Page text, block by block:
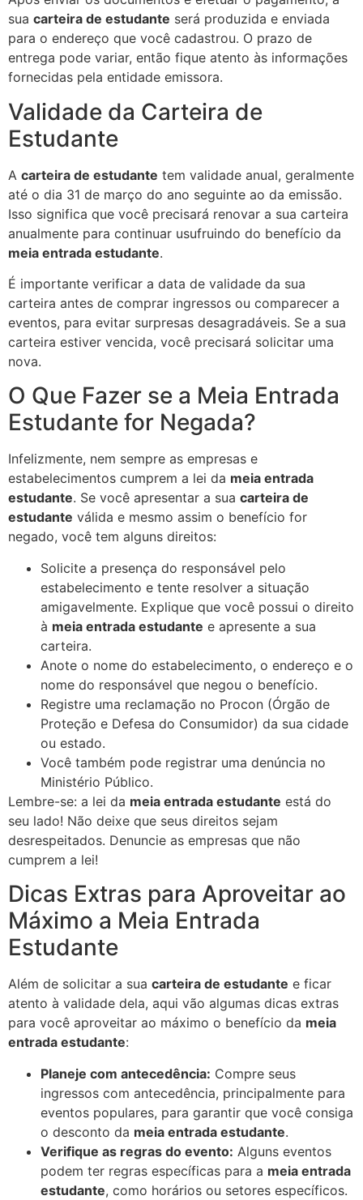
sua carteira de estudante será produzida e enviada
para o endereço que você cadastrou. O prazo de
entrega pode variar, então fique atento às informações
fornecidas pela entidade emissora.
Validade da Carteira de
Estudante
A carteira de estudante tem validade anual, geralmente
até o dia 31 de março do ano seguinte ao da emissão.
Isso significa que você precisará renovar a sua carteira
anualmente para continuar usufruindo do benefício da
meia entrada estudante.
É importante verificar a data de validade da sua
carteira antes de comprar ingressos ou comparecer a
eventos, para evitar surpresas desagradáveis. Se a sua
carteira estiver vencida, você precisará solicitar uma
nova.
O Que Fazer se a Meia Entrada
Estudante for Negada?
Infelizmente, nem sempre as empresas e
estabelecimentos cumprem a lei da meia entrada
estudante. Se você apresentar a sua carteira de
estudante válida e mesmo assim o benefício for
negado, você tem alguns direitos:
Solicite a presença do responsável pelo
estabelecimento e tente resolver a situação
amigavelmente. Explique que você possui o direito
à meia entrada estudante e apresente a sua
carteira.
Anote o nome do estabelecimento, o endereço e o
nome do responsável que negou o benefício.
Registre uma reclamação no Procon (Órgão de
Proteção e Defesa do Consumidor) da sua cidade
ou estado.
Você também pode registrar uma denúncia no
Ministério Público.
Lembre-se: a lei da meia entrada estudante está do
seu lado! Não deixe que seus direitos sejam
desrespeitados. Denuncie as empresas que não
cumprem a lei!
Dicas Extras para Aproveitar ao
Máximo a Meia Entrada
Estudante
Além de solicitar a sua carteira de estudante e ficar
atento à validade dela, aqui vão algumas dicas extras
para você aproveitar ao máximo o benefício da meia
entrada estudante:
Planeje com antecedência: Compre seus
ingressos com antecedência, principalmente para
eventos populares, para garantir que você consiga
o desconto da meia entrada estudante.
Verifique as regras do evento: Alguns eventos
podem ter regras específicas para a meia entrada
estudante, como horários ou setores específicos.